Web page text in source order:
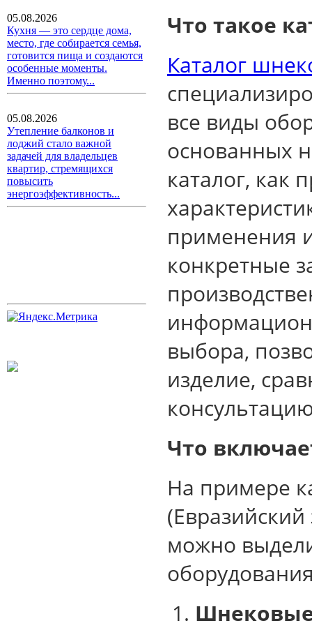
05.08.2026
Кухня — это сердце дома,
место, где собирается семья,
готовится пища и создаются
особенные моменты.
Именно поэтому...
05.08.2026
Утепление балконов и
лоджий стало важной
задачей для владельцев
квартир, стремящихся
повысить
энергоэффективность...
Что такое
Каталог
все виды
основанных
каталог, как
применения
конкретные
выбора,
изделие,
Что
На примере
можно